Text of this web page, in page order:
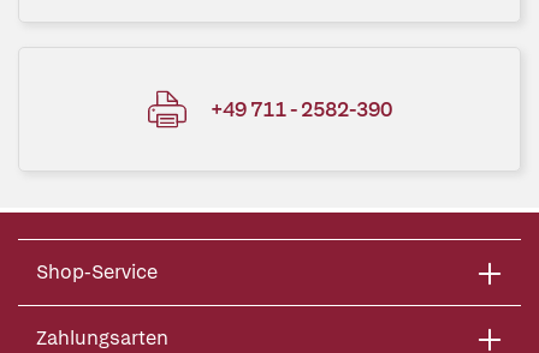
+49 711 - 2582-390
Shop-Service
Zahlungsarten